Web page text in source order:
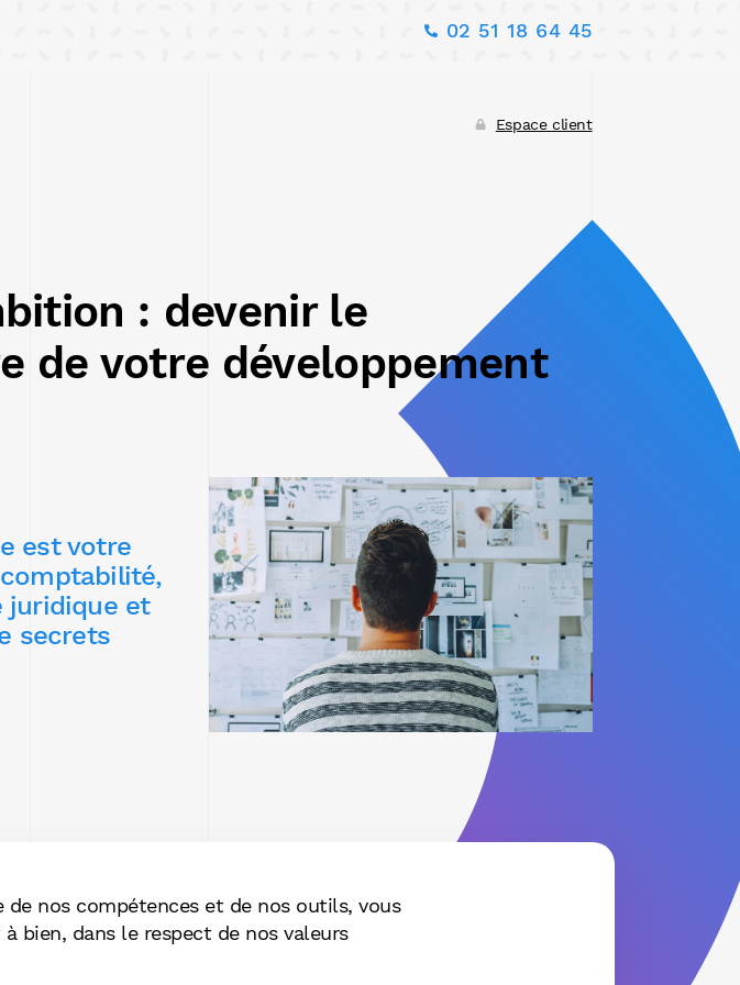
02 51 18 64 45
Espace client
: devenir le
de votre développement
est votre
juridique et
secrets
de nos compétences et de nos outils, vous
bien, dans le respect de nos valeurs